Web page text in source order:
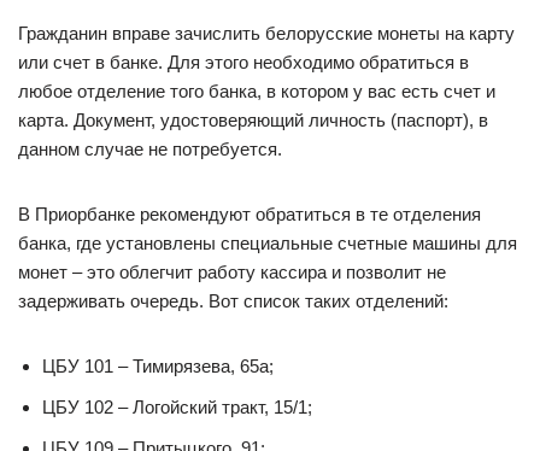
Гражданин вправе зачислить белорусские монеты на карту
или счет в банке. Для этого необходимо обратиться в
любое отделение того банка, в котором у вас есть счет и
карта. Документ, удостоверяющий личность (паспорт), в
данном случае не потребуется.
В Приорбанке рекомендуют обратиться в те отделения
банка, где установлены специальные счетные машины для
монет – это облегчит работу кассира и позволит не
задерживать очередь. Вот список таких отделений:
ЦБУ 101 – Тимирязева, 65а;
ЦБУ 102 – Логойский тракт, 15/1;